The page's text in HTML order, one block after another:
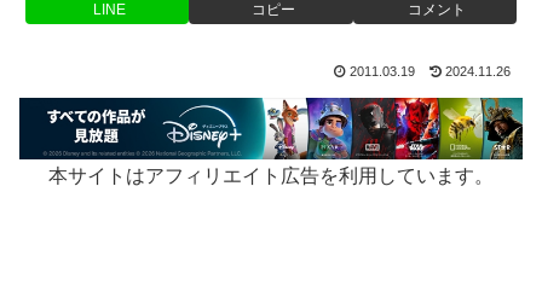
LINE コピー コメント
2011.03.19 2024.11.26
本サイトはアフィリエイト広告を利用しています。